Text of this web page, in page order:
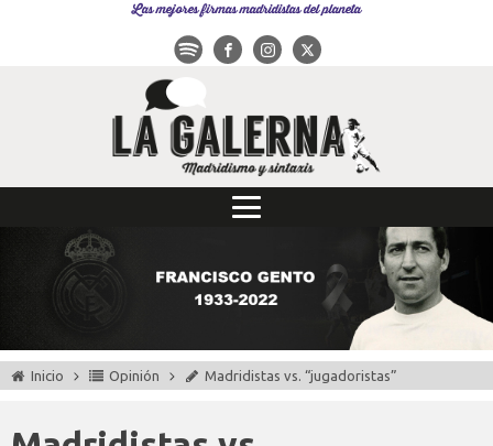
Las mejores firmas madridistas del planeta
Inicio Opinión Madridistas vs. “jugadoristas”